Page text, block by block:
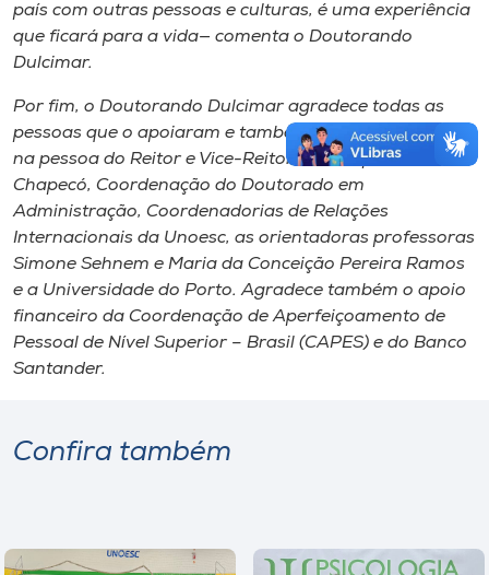
país com outras pessoas e culturas, é uma experiência
que ficará para a vida— comenta o Doutorando
Dulcimar.
Por fim, o Doutorando Dulcimar agradece todas as
pessoas que o apoiaram e também a Unoesc Chapecó
na pessoa do Reitor e Vice-Reitor de Campus de
Chapecó, Coordenação do Doutorado em
Administração, Coordenadorias de Relações
Internacionais da Unoesc, as orientadoras professoras
Simone Sehnem e Maria da Conceição Pereira Ramos
e a Universidade do Porto. Agradece também o apoio
financeiro da Coordenação de Aperfeiçoamento de
Pessoal de Nível Superior – Brasil (CAPES) e do Banco
Santander.
Confira também